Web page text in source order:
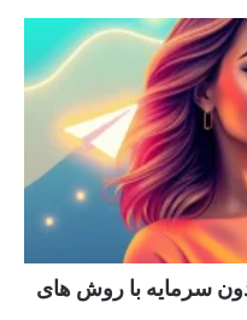
سرمایه با روش های